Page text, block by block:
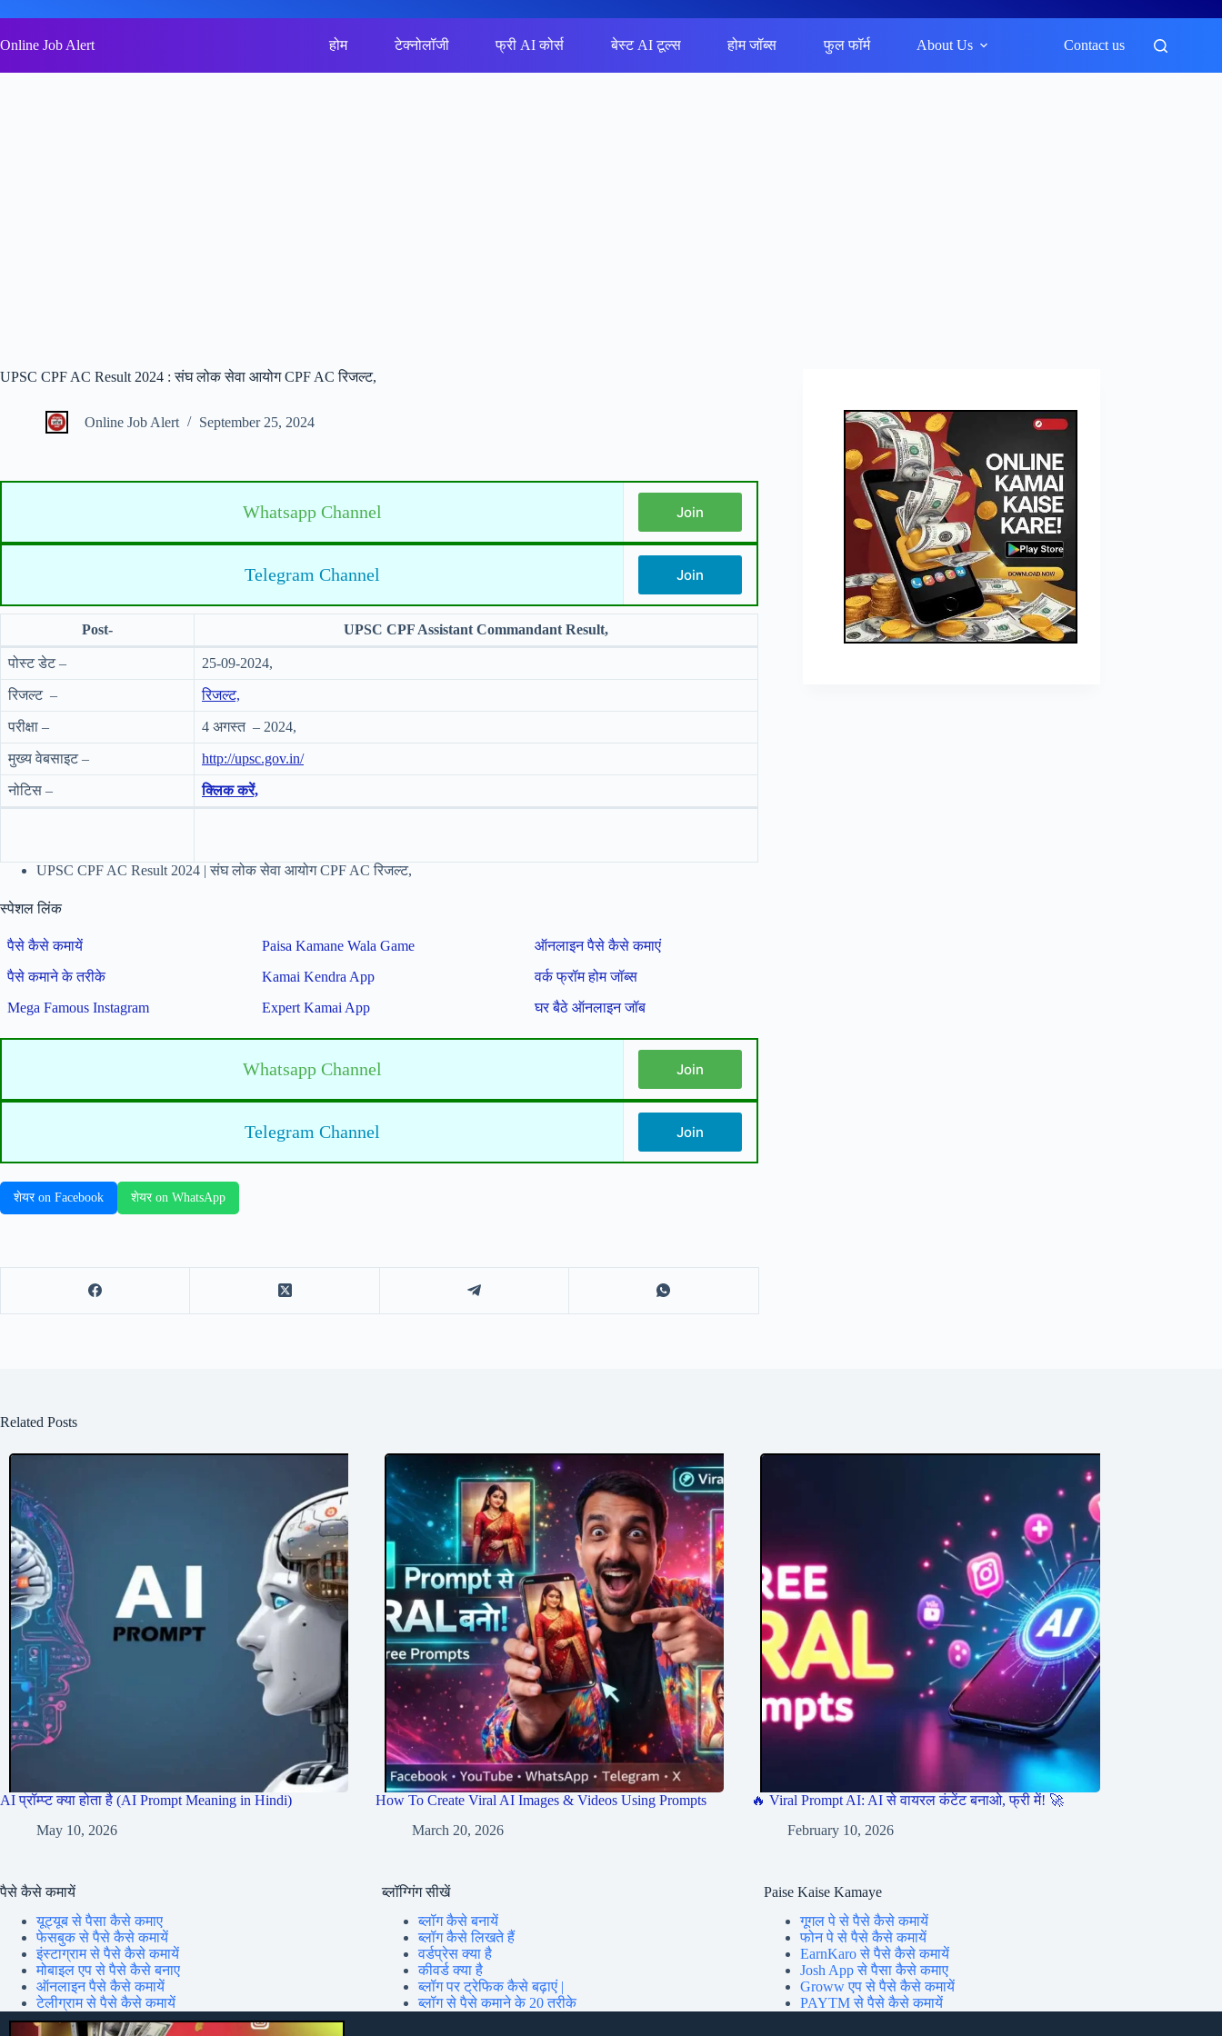
to
content
Online Job Alert होम टेक्नोलॉजी फ्री AI कोर्स बेस्ट AI टूल्स होम जॉब्स फुल फॉर्म About Us Contact us
UPSC CPF AC Result 2024 : संघ लोक सेवा आयोग CPF AC रिजल्ट,
Online Job Alert September 25, 2024
Whatsapp Channel Join
Telegram Channel Join
Post- UPSC CPF Assistant Commandant Result,
पोस्ट डेट – 25-09-2024,
रिजल्ट – रिजल्ट,
परीक्षा – 4 अगस्त – 2024,
मुख्य वेबसाइट – http://upsc.gov.in/
नोटिस – क्लिक करें,
UPSC CPF AC Result 2024 | संघ लोक सेवा आयोग CPF AC रिजल्ट,
स्पेशल लिंक
पैसे कैसे कमायें Paisa Kamane Wala Game
ऑनलाइन पैसे कैसे कमाएं
पैसे कमाने के तरीके
Kamai Kendra App
वर्क फ्रॉम होम जॉब्स
Mega Famous Instagram
Expert Kamai App घर बैठे ऑनलाइन जॉब
Whatsapp Channel Join
Telegram Channel Join
शेयर on Facebook शेयर on WhatsApp
Related Posts
AI प्रॉम्प्ट क्या होता है (AI Prompt Meaning in Hindi)
May 10, 2026
How To Create Viral AI Images & Videos Using Prompts
March 20, 2026
🔥 Viral Prompt AI: AI से वायरल कंटेंट बनाओ, फ्री में! 🚀
February 10, 2026
पैसे कैसे कमायें
यूट्यूब से पैसा कैसे कमाए
फेसबुक से पैसे कैसे कमायें
इंस्टाग्राम से पैसे कैसे कमायें
मोबाइल एप से पैसे कैसे बनाए
ऑनलाइन पैसे कैसे कमायें
टेलीग्राम से पैसे कैसे कमायें
ब्लॉग्गिंग सीखें
ब्लॉग कैसे बनायें
ब्लॉग कैसे लिखते हैं
वर्डप्रेस क्या है
कीवर्ड क्या है
ब्लॉग पर ट्रेफिक कैसे बढ़ाएं |
ब्लॉग से पैसे कमाने के 20 तरीके
Paise Kaise Kamaye
गूगल पे से पैसे कैसे कमायें
फोन पे से पैसे कैसे कमायें
EarnKaro से पैसे कैसे कमायें
Josh App से पैसा कैसे कमाए
Groww एप से पैसे कैसे कमायें
PAYTM से पैसे कैसे कमायें